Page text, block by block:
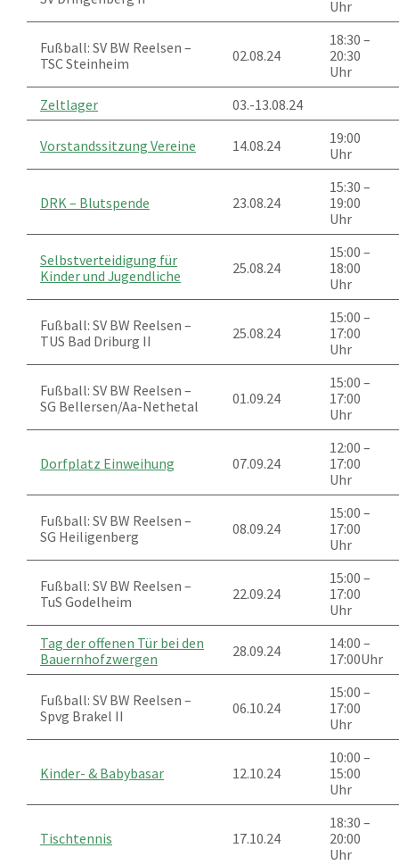
Uhr
Fußball: SV BW Reelsen –
TSC Steinheim
02.08.24
18:30 –
20:30
Uhr
Zeltlager
03.-13.08.24
Vorstandssitzung Vereine 14.08.24
19:00
Uhr
DRK – Blutspende 23.08.24
15:30 –
19:00
Uhr
Selbstverteidigung für
Kinder und Jugendliche
25.08.24
15:00 –
18:00
Uhr
Fußball: SV BW Reelsen –
TUS Bad Driburg II
25.08.24
15:00 –
17:00
Uhr
Fußball: SV BW Reelsen –
SG Bellersen/Aa-Nethetal
01.09.24
15:00 –
17:00
Uhr
Dorfplatz Einweihung 07.09.24
12:00 –
17:00
Uhr
Fußball: SV BW Reelsen –
SG Heiligenberg
08.09.24
15:00 –
17:00
Uhr
Fußball: SV BW Reelsen –
TuS Godelheim
22.09.24
15:00 –
17:00
Uhr
Tag der offenen Tür bei den
Bauernhofzwergen
28.09.24
14:00 –
17:00Uhr
Fußball: SV BW Reelsen –
Spvg Brakel II
06.10.24
15:00 –
17:00
Uhr
Kinder- & Babybasar 12.10.24
10:00 –
15:00
Uhr
Tischtennis 17.10.24
18:30 –
20:00
Uhr